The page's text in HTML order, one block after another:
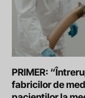
PRIMER:
fabricilor de